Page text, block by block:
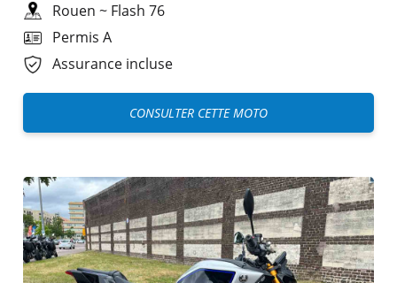
Rouen ~ Flash 76
Permis A
Assurance incluse
CONSULTER CETTE MOTO